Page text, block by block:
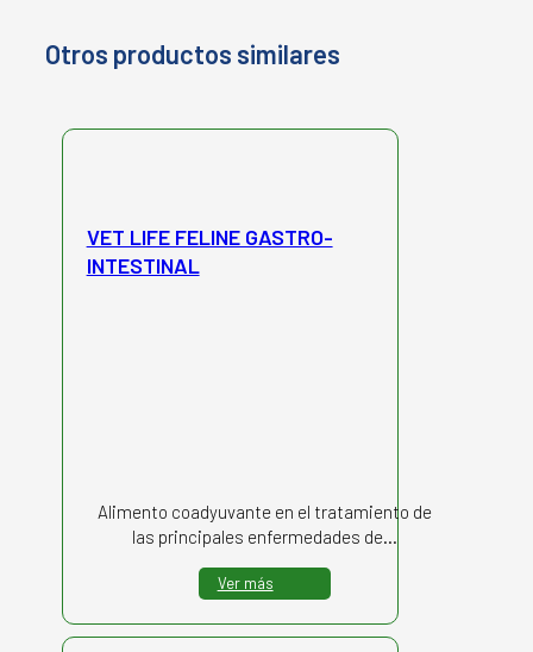
Otros productos similares
VET LIFE FELINE GASTRO-
INTESTINAL
Alimento coadyuvante en el tratamiento de
las principales enfermedades de…
Ver más